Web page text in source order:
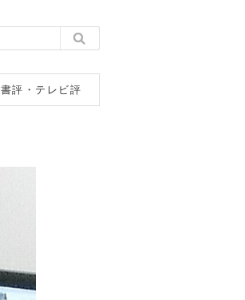
書評・テレビ評